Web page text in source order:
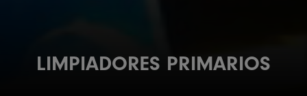
LIMPIADORES PRIMARIOS